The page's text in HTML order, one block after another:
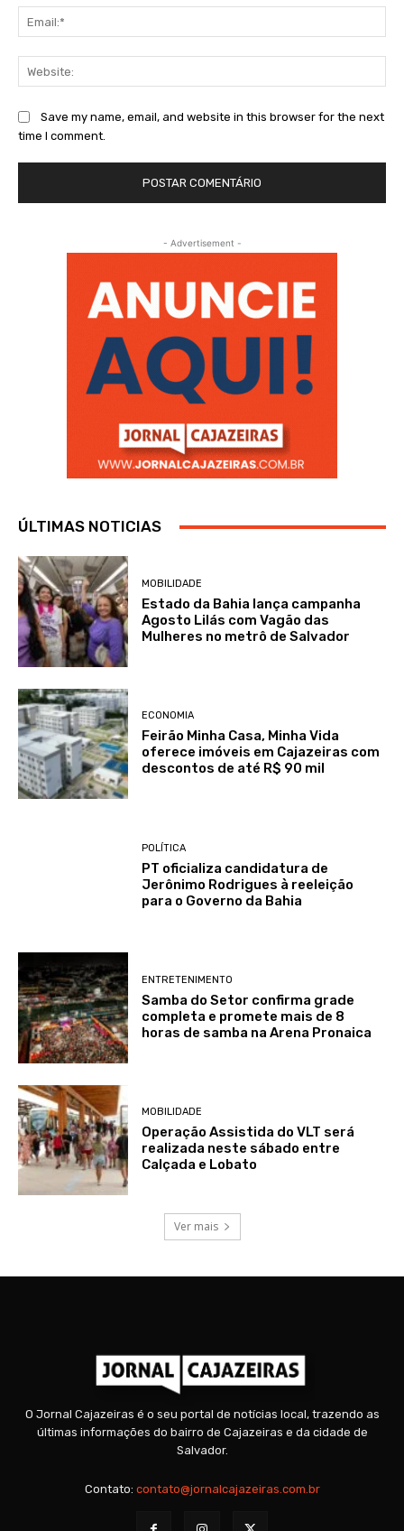
Save my name, email, and website in this browser for the next
time I comment.
- Advertisement -
ÚLTIMAS NOTICIAS
MOBILIDADE
Estado da Bahia lança campanha
Agosto Lilás com Vagão das
Mulheres no metrô de Salvador
ECONOMIA
Feirão Minha Casa, Minha Vida
oferece imóveis em Cajazeiras com
descontos de até R$ 90 mil
POLÍTICA
PT oficializa candidatura de
Jerônimo Rodrigues à reeleição
para o Governo da Bahia
ENTRETENIMENTO
Samba do Setor confirma grade
completa e promete mais de 8
horas de samba na Arena Pronaica
MOBILIDADE
Operação Assistida do VLT será
realizada neste sábado entre
Calçada e Lobato
Ver mais
O Jornal Cajazeiras é o seu portal de notícias local, trazendo as
últimas informações do bairro de Cajazeiras e da cidade de
Salvador.
Contato: contato@jornalcajazeiras.com.br